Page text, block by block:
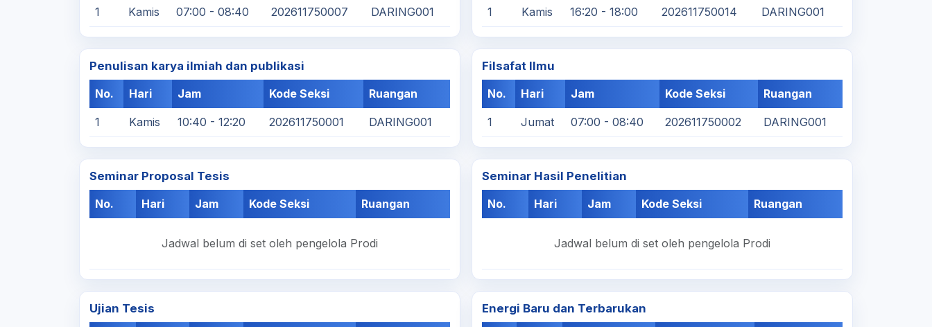
1 Kamis 07:00 - 08:40 202611750007 DARING001 1 Kamis 16:20 - 18:00 202611750014 DARING001
Penulisan karya ilmiah dan publikasi
No.
Hari Jam Kode Seksi Ruangan
1 Kamis 10:40 - 12:20 202611750001 DARING001
Filsafat Ilmu
No.
Hari Jam Kode Seksi Ruangan
1 Jumat 07:00 - 08:40 202611750002 DARING001
Seminar Proposal Tesis
No.
Hari Jam Kode Seksi Ruangan
Jadwal belum di set oleh pengelola Prodi
Seminar Hasil Penelitian
No.
Hari Jam Kode Seksi Ruangan
Jadwal belum di set oleh pengelola Prodi
Ujian Tesis
Energi Baru dan Terbarukan